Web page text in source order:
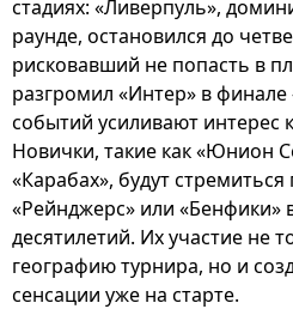
стадиях: «Ливерпуль»,
раунде, остановился до
рисковавший не попасть в
разгромил «Интер» в
событий усиливают интерес
Новички, такие как «Юнион
«Карабах», будут
«Рейнджерс» или
десятилетий. Их участие не
географию турнира, но и
сенсации уже на старте.